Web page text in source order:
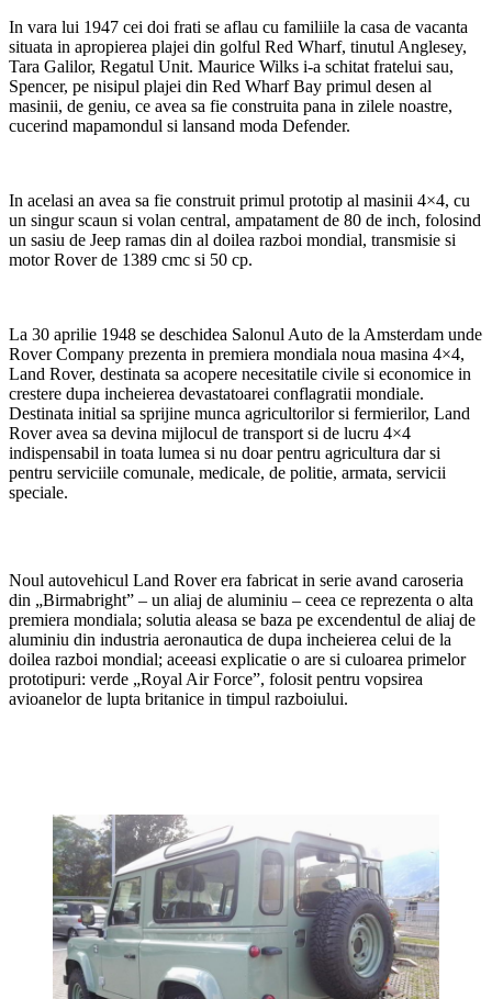
In vara lui 1947 cei doi frati se aflau cu familiile la casa de vacanta
situata in apropierea plajei din golful Red Wharf, tinutul Anglesey,
Tara Galilor, Regatul Unit. Maurice Wilks i-a schitat fratelui sau,
Spencer, pe nisipul plajei din Red Wharf Bay primul desen al
masinii, de geniu, ce avea sa fie construita pana in zilele noastre,
cucerind mapamondul si lansand moda Defender.
In acelasi an avea sa fie construit primul prototip al masinii 4×4, cu
un singur scaun si volan central, ampatament de 80 de inch, folosind
un sasiu de Jeep ramas din al doilea razboi mondial, transmisie si
motor Rover de 1389 cmc si 50 cp.
La 30 aprilie 1948 se deschidea Salonul Auto de la Amsterdam unde
Rover Company prezenta in premiera mondiala noua masina 4×4,
Land Rover, destinata sa acopere necesitatile civile si economice in
crestere dupa incheierea devastatoarei conflagratii mondiale.
Destinata initial sa sprijine munca agricultorilor si fermierilor, Land
Rover avea sa devina mijlocul de transport si de lucru 4×4
indispensabil in toata lumea si nu doar pentru agricultura dar si
pentru serviciile comunale, medicale, de politie, armata, servicii
speciale.
Noul autovehicul Land Rover era fabricat in serie avand caroseria
din „Birmabright” – un aliaj de aluminiu – ceea ce reprezenta o alta
premiera mondiala; solutia aleasa se baza pe excendentul de aliaj de
aluminiu din industria aeronautica de dupa incheierea celui de la
doilea razboi mondial; aceeasi explicatie o are si culoarea primelor
prototipuri: verde „Royal Air Force”, folosit pentru vopsirea
avioanelor de lupta britanice in timpul razboiului.